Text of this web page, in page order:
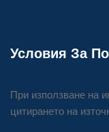
Условия За
При използване на
цитирането на